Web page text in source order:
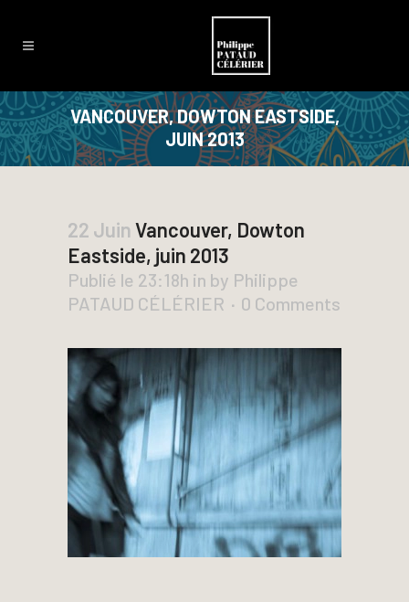
VANCOUVER, DOWTON EASTSIDE,
JUIN 2013
22 JuinVancouver, Dowton
Eastside, juin 2013
Publié le 23:18h in by Philippe
PATAUD CÉLÉRIER
0 Comments